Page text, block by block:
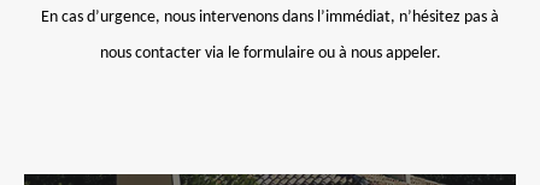
En cas d’urgence, nous intervenons dans l’immédiat, n’hésitez pas à
nous contacter via le formulaire ou à nous appeler.